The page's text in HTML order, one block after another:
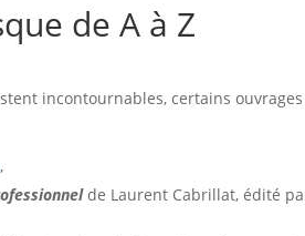
de A à Z
incontournables, certains
,
de Laurent Cabrillat, édité